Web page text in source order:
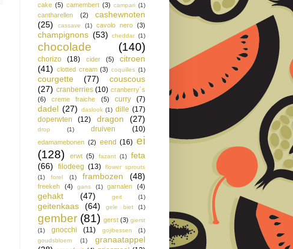
cake (5) camembert (3) campari (1)
cantharellen (2)
cashewnoten
(25)
cassave (1) cavolo nero (3)
champignons (53) cheddar (1)
chocolade (140)
chorizo (18) cider (5)
citroen
(41) clotted cream (3) coquilles (1)
courgette (77)
couscous
(27) cranberries (10) cranberry´s
(6)
creme fraiche (5) curry (7)
dadel (27) daslook (1) dille (17)
doperwten
(12) dragon (27)
drop (1) druiven (10)
edamamebonen (2) eend (16) ei
(128)
erwt (5) fazant (1)
feta
(66)
filodeeg (13)
flower sprouts
(1)
forel (1) frambozen (48)
freekeh (4) gans (1) garnalen (4)
gehakt (47) geit (1)
geitenkaas (64) gele biet (1)
gember (81) gerst (3) gierst
(1)
gnocchi (11) gojibessen
(1)
goudsbloem
(1)
granaatappel